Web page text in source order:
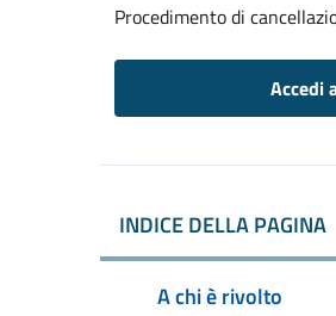
Procedimento di
Accedi
INDICE DELLA PAGINA
A chi è rivolto